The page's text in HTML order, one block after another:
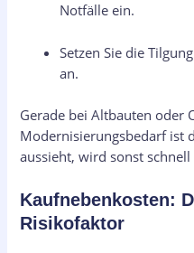
Notfälle ein.
Setzen Sie die
an.
Gerade bei Altbauten oder
Modernisierungsbedarf ist
aussieht, wird sonst
Kaufnebenkosten:
Risikofaktor